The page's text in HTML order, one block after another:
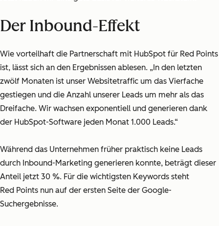
Der Inbound-Effekt
Wie vorteilhaft die Partnerschaft mit HubSpot für Red Points
ist, lässt sich an den Ergebnissen ablesen. „In den letzten
zwölf Monaten ist unser Websitetraffic um das Vierfache
gestiegen und die Anzahl unserer Leads um mehr als das
Dreifache. Wir wachsen exponentiell und generieren dank
der HubSpot-Software jeden Monat 1.000 Leads.“
Während das Unternehmen früher praktisch keine Leads
durch Inbound-Marketing generieren konnte, beträgt dieser
Anteil jetzt 30 %. Für die wichtigsten Keywords steht
Red Points nun auf der ersten Seite der Google-
Suchergebnisse.